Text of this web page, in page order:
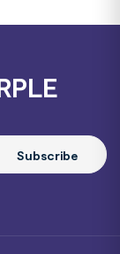
Subscribe